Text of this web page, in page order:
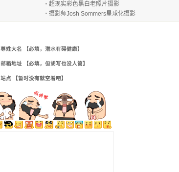
超现实彩色黑白老照片摄影
摄影师Josh Sommers星球化摄影
尊姓大名 【必填，潜水有碍健康】
邮箱地址 【必填，但胡写也没人管】
站点 【暂时没有就空着吧】